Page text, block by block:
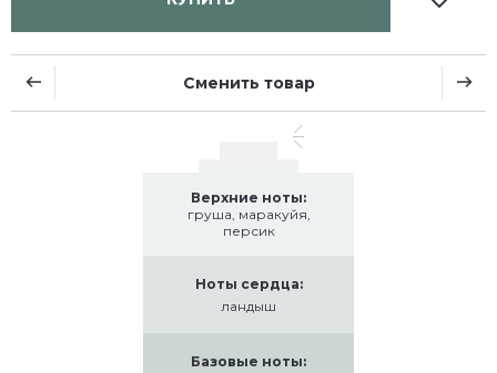
Сменить товар
Верхние ноты:
груша, маракуйя,
персик
Ноты сердца:
ландыш
Базовые ноты: